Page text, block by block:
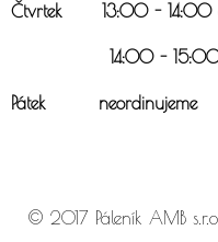
Čtvrtek 13:00 - 14:00
14:00 - 15:00
Pátek neordinujeme
© 2017 Páleník AMB